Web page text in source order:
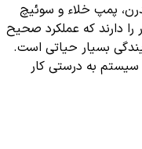
پمپ خلاء و سوئیچ
را دارند که عملکرد صحیح
بسیار حیاتی است.
سیستم به درستی کار